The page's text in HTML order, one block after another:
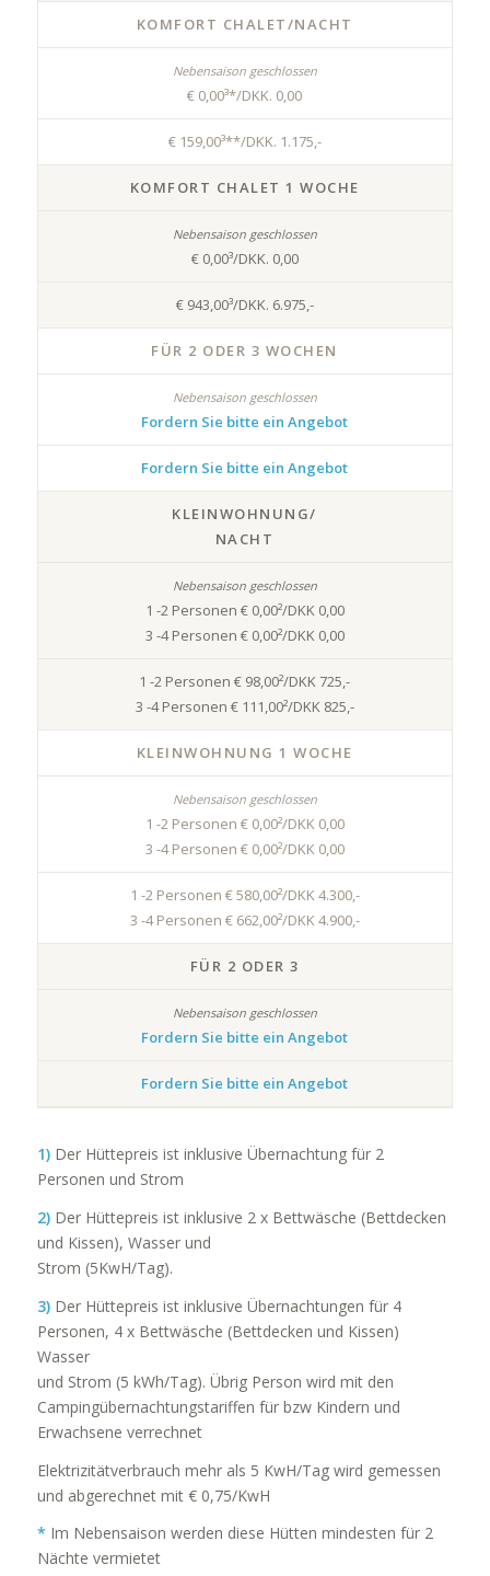
KOMFORT CHALET/NACHT
€ 0,00³*/DKK. 0,00
€ 159,00³**/DKK. 1.175,-
KOMFORT CHALET 1 WOCHE
€ 0,00³/DKK. 0,00
€ 943,00³/DKK. 6.975,-
FÜR 2 ODER 3 WOCHEN
Fordern Sie bitte ein Angebot
Fordern Sie bitte ein Angebot
KLEINWOHNUNG/
NACHT
1 -2 Personen € 0,00²/DKK 0,00
3 -4 Personen € 0,00²/DKK 0,00
1 -2 Personen € 98,00²/DKK 725,-
3 -4 Personen € 111,00²/DKK 825,-
KLEINWOHNUNG 1 WOCHE
1 -2 Personen € 0,00²/DKK 0,00
3 -4 Personen € 0,00²/DKK 0,00
1 -2 Personen € 580,00²/DKK 4.300,-
3 -4 Personen € 662,00²/DKK 4.900,-
FÜR 2 ODER 3
Fordern Sie bitte ein Angebot
Fordern Sie bitte ein Angebot
1)Der Hüttepreis ist inklusive Übernachtung für 2
Personen und Strom
2)Der Hüttepreis ist inklusive 2 x Bettwäsche (Bettdecken
und Kissen), Wasser und
Strom (5KwH/Tag).
3)Der Hüttepreis ist inklusive Übernachtungen für 4
Personen, 4 x Bettwäsche (Bettdecken und Kissen)
Wasser
und Strom (5 kWh/Tag). Übrig Person wird mit den
Campingübernachtungstariffen für bzw Kindern und
Erwachsene verrechnet
Elektrizitätverbrauch mehr als 5 KwH/Tag wird gemessen
und abgerechnet mit € 0,75/KwH
* Im Nebensaison werden diese Hütten mindesten für 2
Nächte vermietet